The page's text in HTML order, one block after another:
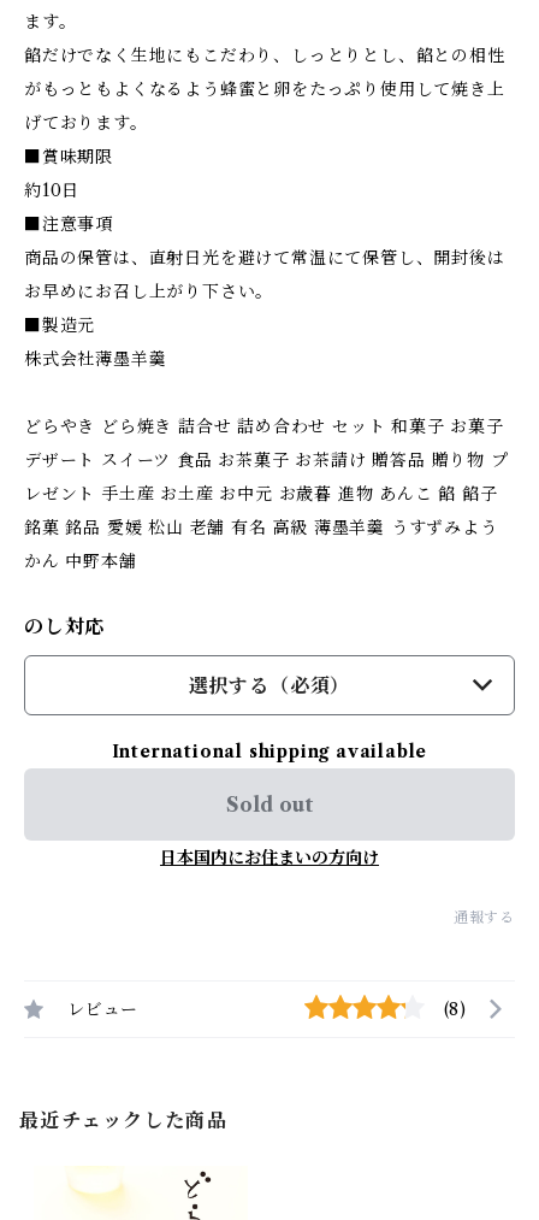
ます。
餡だけでなく生地にもこだわり、しっとりとし、餡との相性
がもっともよくなるよう蜂蜜と卵をたっぷり使用して焼き上
げております。
■賞味期限
約10日
■注意事項
商品の保管は、直射日光を避けて常温にて保管し、開封後は
お早めにお召し上がり下さい。
■製造元
株式会社薄墨羊羹
どらやき どら焼き 詰合せ 詰め合わせ セット 和菓子 お菓子
デザート スイーツ 食品 お茶菓子 お茶請け 贈答品 贈り物 プ
レゼント 手土産 お土産 お中元 お歳暮 進物 あんこ 餡 餡子
銘菓 銘品 愛媛 松山 老舗 有名 高級 薄墨羊羹 うすずみよう
かん 中野本舗
のし対応
選択する（必須）
International shipping available
Sold out
日本国内にお住まいの方向け
通報する
レビュー (8)
最近チェックした商品